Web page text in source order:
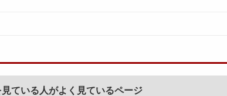
ている人がよく見ているページ